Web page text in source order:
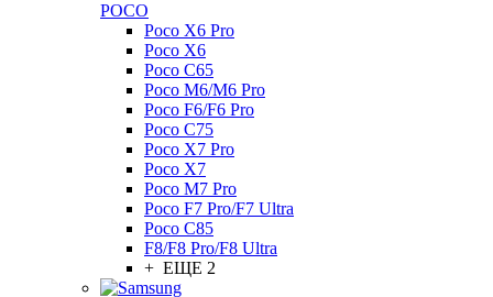
POCO
Poco X6 Pro
Poco X6
Poco C65
Poco M6/M6 Pro
Poco F6/F6 Pro
Poco C75
Poco X7 Pro
Poco X7
Poco M7 Pro
Poco F7 Pro/F7 Ultra
Poco C85
F8/F8 Pro/F8 Ultra
+ ЕЩЕ 2